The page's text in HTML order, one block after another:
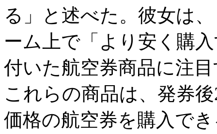
る」と述べた。彼女は
ーム上で「より安く購
付いた航空券商品に注
これらの商品は、発券
価格の航空券を購入で